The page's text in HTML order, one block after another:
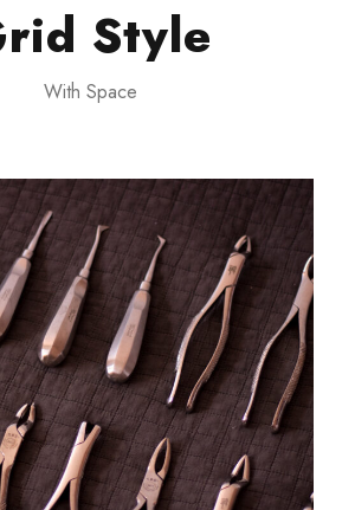
Style
With Space